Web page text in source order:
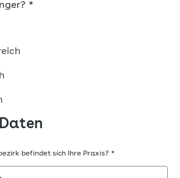
*
befindet sich Ihre Praxis? *